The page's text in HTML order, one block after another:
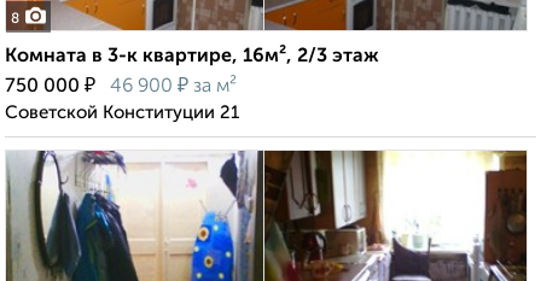
8
Комната в 3-к квартире, 16м², 2/3 этаж
750 000 ₽ 46 900 ₽ за м²
Советской Конституции 21